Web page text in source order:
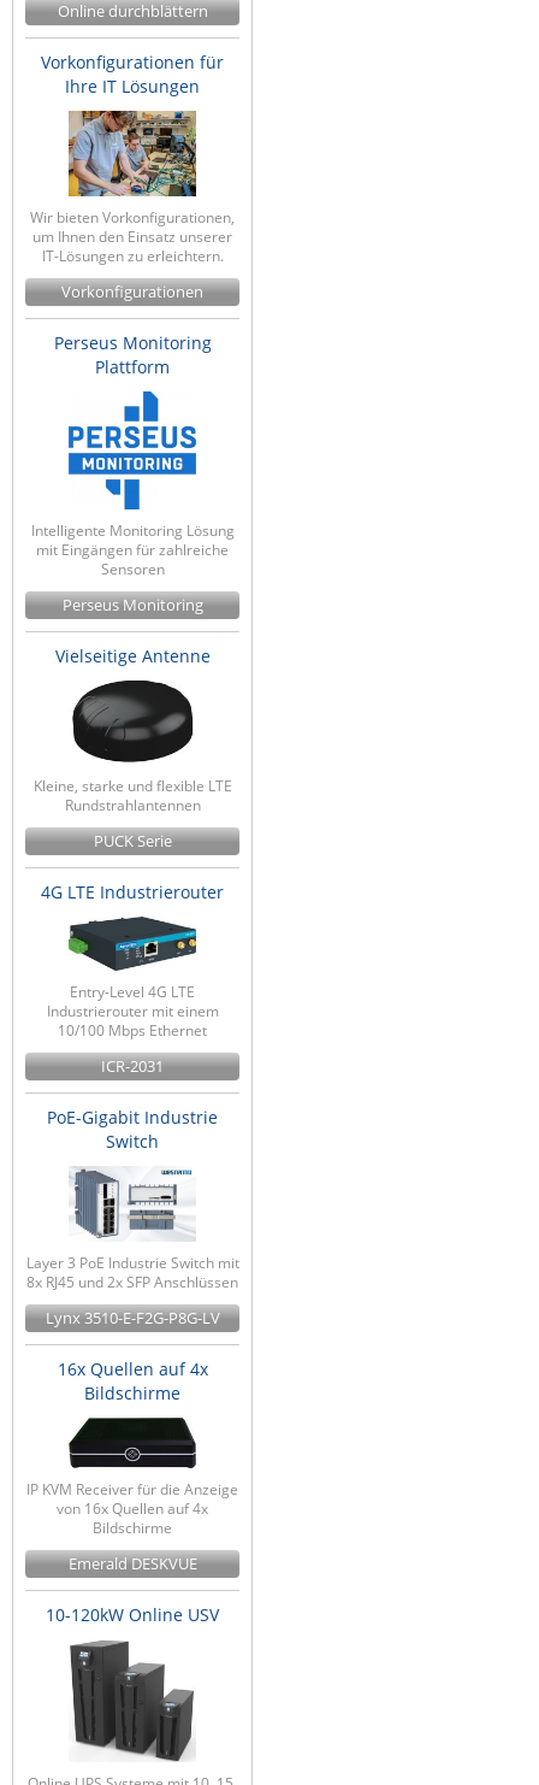
Online durchblättern
Vorkonfigurationen für
Ihre IT Lösungen
Wir bieten Vorkonfigurationen,
um Ihnen den Einsatz unserer
IT-Lösungen zu erleichtern.
Vorkonfigurationen
Perseus Monitoring
Plattform
Intelligente Monitoring Lösung
mit Eingängen für zahlreiche
Sensoren
Perseus Monitoring
Vielseitige Antenne
Kleine, starke und flexible LTE
Rundstrahlantennen
PUCK Serie
4G LTE Industrierouter
Entry-Level 4G LTE
Industrierouter mit einem
10/100 Mbps Ethernet
ICR-2031
PoE-Gigabit Industrie
Switch
Layer 3 PoE Industrie Switch mit
8x RJ45 und 2x SFP Anschlüssen
Lynx 3510-E-F2G-P8G-LV
16x Quellen auf 4x
Bildschirme
IP KVM Receiver für die Anzeige
von 16x Quellen auf 4x
Bildschirme
Emerald DESKVUE
10-120kW Online USV